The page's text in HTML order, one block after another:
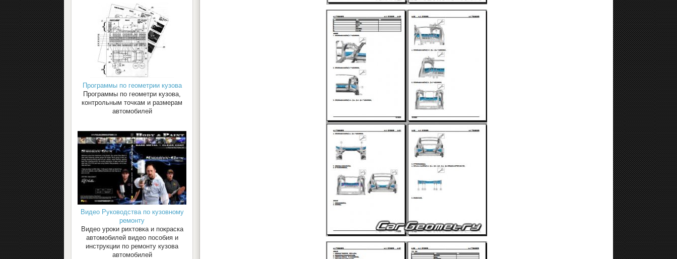
Программы по геометрии кузова
Программы по геометри кузова,
контрольным точкам и размерам
автомобилей
Видео Руководства по кузовному
ремонту
Видео уроки рихтовка и покраска
автомобилей видео пособия и
инструкции по ремонту кузова
автомобилей